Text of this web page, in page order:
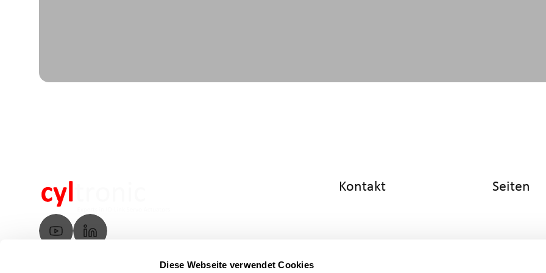
Diese Webseite verwendet Cookies
Kontakt Seiten